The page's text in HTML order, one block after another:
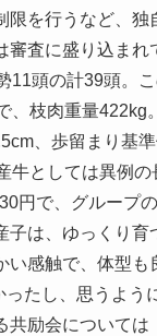
限を行うなど、
査に盛り込ま
頭の計39頭。
、枝肉重量
、歩留まり基
牛としては異例
円で、グループ
は、ゆっくり育
感触で、体型
ったし、思うよ
共励会について